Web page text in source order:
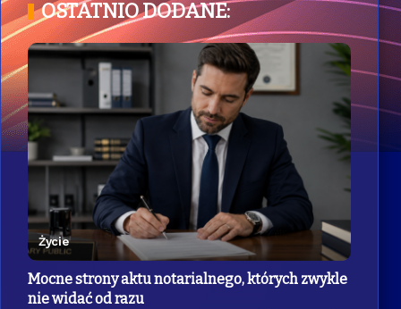
OSTATNIO DODANE:
Życie
Mocne strony aktu notarialnego, których zwykle
nie widać od razu